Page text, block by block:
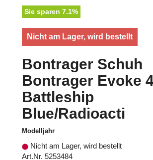
Sie sparen 7.1%
Nicht am Lager, wird bestellt
Bontrager Schuh
Bontrager Evoke
Battleship
Blue/Radioacti
Modelljahr
Nicht am Lager, wird bestellt
Art.Nr. 5253484